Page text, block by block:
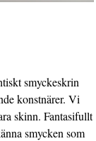
smyckeskrin
konstnärer. Vi
skinn. Fantasifullt
smycken som